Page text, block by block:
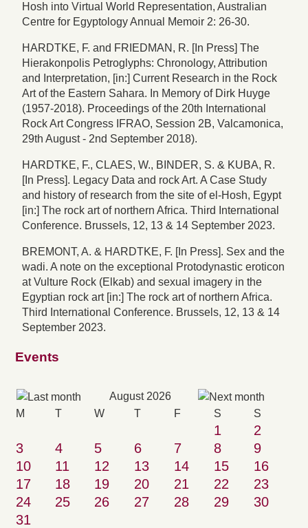
Hosh into Virtual World Representation, Australian
Centre for Egyptology Annual Memoir 2: 26-30.
HARDTKE, F. and FRIEDMAN, R. [In Press] The
Hierakonpolis Petroglyphs: Chronology, Attribution
and Interpretation, [in:] Current Research in the Rock
Art of the Eastern Sahara. In Memory of Dirk Huyge
(1957-2018). Proceedings of the 20th International
Rock Art Congress IFRAO, Session 2B, Valcamonica,
29th August - 2nd September 2018).
HARDTKE, F., CLAES, W., BINDER, S. & KUBA, R.
[In Press]. Legacy Data and rock Art. A Case Study
and history of research from the site of el-Hosh, Egypt
[in:] The rock art of northern Africa. Third International
Conference. Brussels, 12, 13 & 14 September 2023.
BREMONT, A. & HARDTKE, F. [In Press]. Sex and the
wadi. A note on the exceptional Protodynastic eroticon
at Vulture Rock (Elkab) and sexual imagery in the
Egyptian rock art [in:] The rock art of northern Africa.
Third International Conference. Brussels, 12, 13 & 14
September 2023.
Events
August 2026
M T W T F S S
1
2
3
4 5 6 7 8
9
10
11 12 13 14 15
16
17
18 19 20 21 22
23
24
25 26 27 28 29
30
31